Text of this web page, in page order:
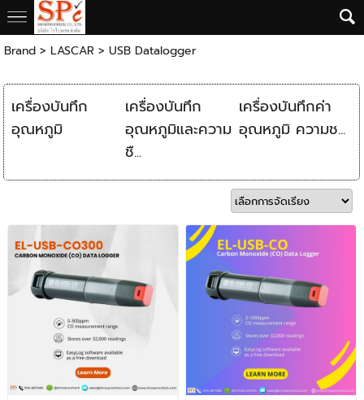
Brand> LASCAR > USB Datalogger
เครื่องบันทึก
อุณหภูมิ
เครื่องบันทึก
อุณหภูมิและความ
ชื...
เครื่องบันทึกค่า
อุณหภูมิ ความช...